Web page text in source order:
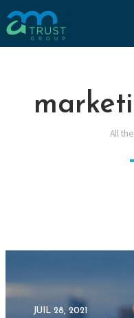
All
JUIL 28, 2021